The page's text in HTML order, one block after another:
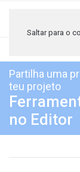
Saltar para o
Partilha uma
teu projeto
no Editor